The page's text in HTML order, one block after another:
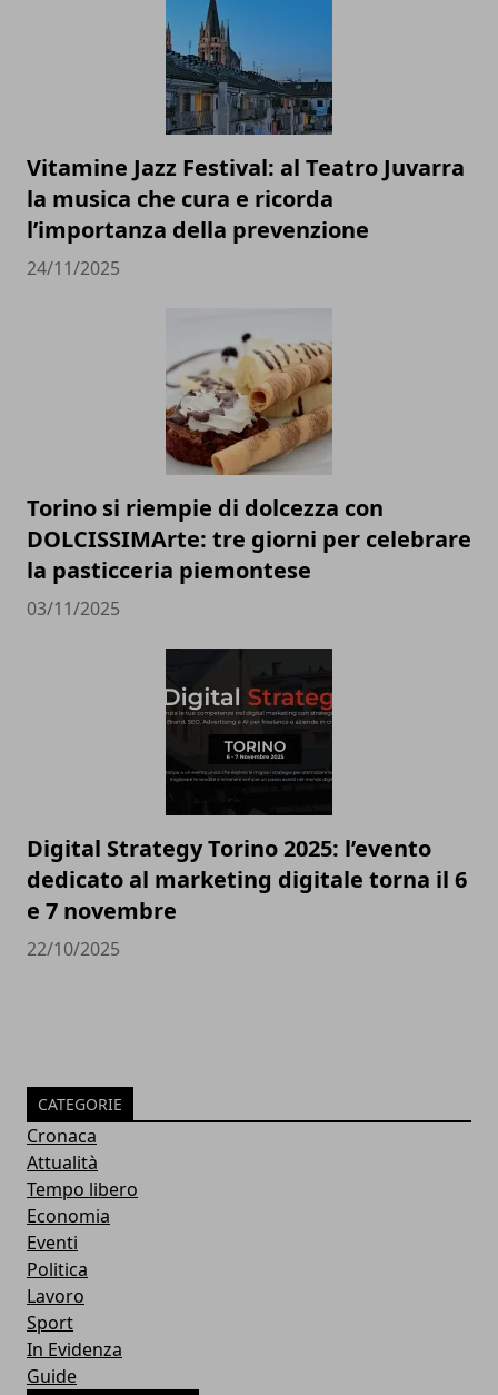
Vitamine Jazz Festival: al Teatro Juvarra
la musica che cura e ricorda
l’importanza della prevenzione
24/11/2025
Torino si riempie di dolcezza con
DOLCISSIMArte: tre giorni per celebrare
la pasticceria piemontese
03/11/2025
Digital Strategy Torino 2025: l’evento
dedicato al marketing digitale torna il 6
e 7 novembre
22/10/2025
CATEGORIE
Cronaca
Attualità
Tempo libero
Economia
Eventi
Politica
Lavoro
Sport
In Evidenza
Guide